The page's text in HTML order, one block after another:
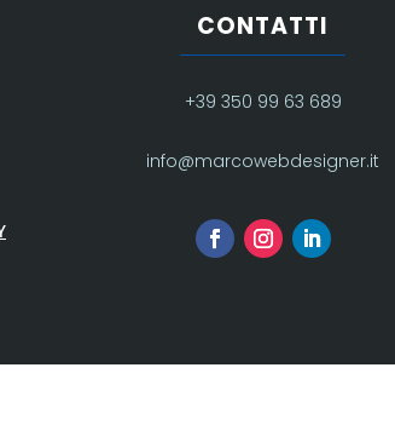
CONTATTI
+39 350 99 63 689
info@marcowebdesigner.it